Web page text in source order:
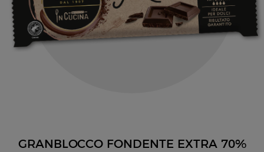
GRANBLOCCO FONDENTE EXTRA 70%